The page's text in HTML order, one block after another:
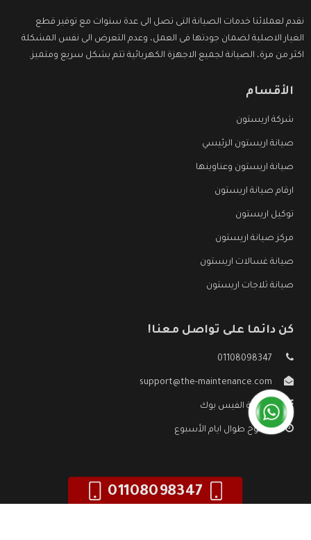
نقدم لعملائنا خدمات الصيانة التى تصل الى عدة سنوات مع توفير قطع
الغيار الاصلية لضمان جودتها فى العمل، وعدم التعرض الى نفس المشكلة
اكثر من مرة، الصيانة لجميع الاجهزة الكهربائية تتم بشكل سريع ومتميز.
الأقسام
شركة اريستون
صيانة اريستون الرئيسي
صيانة اريستون وعناوينها
ارقام صيانة اريستون
توكيل اريستون
مركز صيانة اريستون
صيانة غسالات اريستون
صيانة ثلاجات اريستون
كن دائما على تواصل معنا!
01108098347
support@the-maintenance.com
صفحة الفيس بوك
مفتوح طوال ايام الأسبوع
01108098347